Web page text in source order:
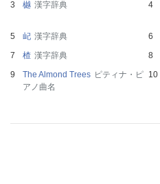
樾 漢字辞典
屺 漢字辞典
楂 漢字辞典
The Almond Trees ピティナ・ピ
アノ曲名